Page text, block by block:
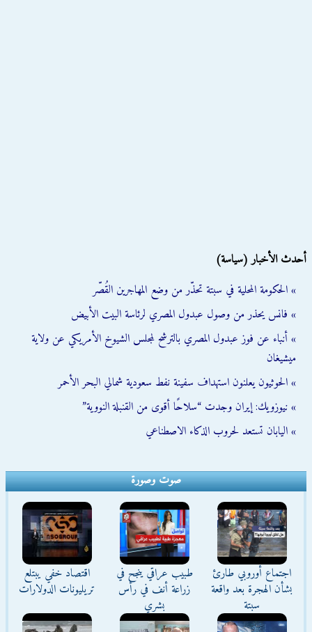
أحدث الأخبار (سياسة)
» الحكومة المحلية في سبتة تحذّر من وضع المهاجرين القُصّر
» فانس يحذر من وصول عبدول المصري لرئاسة البيت الأبيض
» أنباء عن فوز عبدول المصري بالترشح لمجلس الشيوخ الأمريكي عن ولاية
ميشيغان
» الحوثيون يعلنون استهداف سفينة نفط سعودية شمالي البحر الأحمر
» نيوزويك: إيران وجدت “سلاحًا أقوى من القنبلة النووية”
» اليابان تستعد لحروب الذكاء الاصطناعي
صوت وصورة
اجتماع أوروبي طارئ
بشأن الهجرة بعد واقعة
سبتة
طبيب عراقي ينجح في
زراعة أنف في رأس
بشري
اقتصاد خفي يبتلع
تريليونات الدولارات